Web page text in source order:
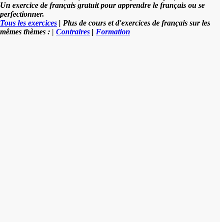
Un exercice de français gratuit pour apprendre le français ou se
perfectionner.
Tous les exercices | Plus de cours et d'exercices de français sur les
mêmes thèmes : | Contraires | Formation